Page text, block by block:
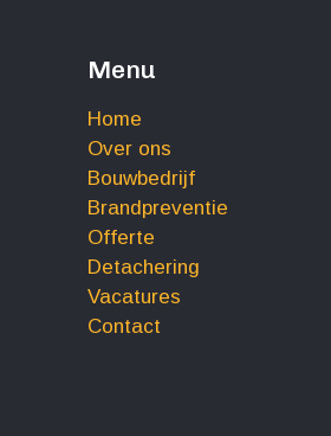
Menu
Home
Over ons
Bouwbedrijf
Brandpreventie
Offerte
Detachering
Vacatures
Contact